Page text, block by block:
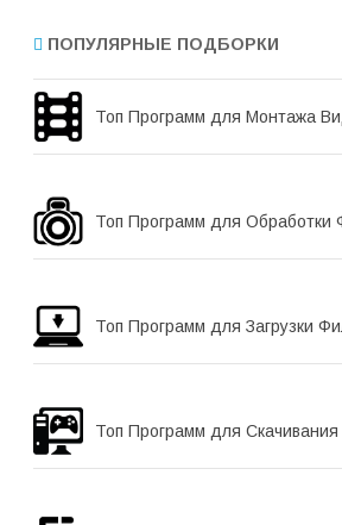
ПОПУЛЯРНЫЕ ПОДБОРКИ
Топ Программ для Монтажа
Топ Программ для Обработки
Топ Программ для Загрузки
Топ Программ для Скачивания